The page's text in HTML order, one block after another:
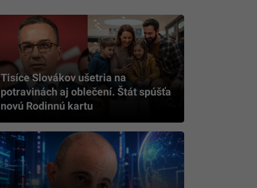
Tisíce Slovákov ušetria na
potravinách aj oblečení. Štát spúšťa
novú Rodinnú kartu